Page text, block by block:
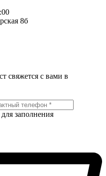
8б
свяжется с вами в
заполнения